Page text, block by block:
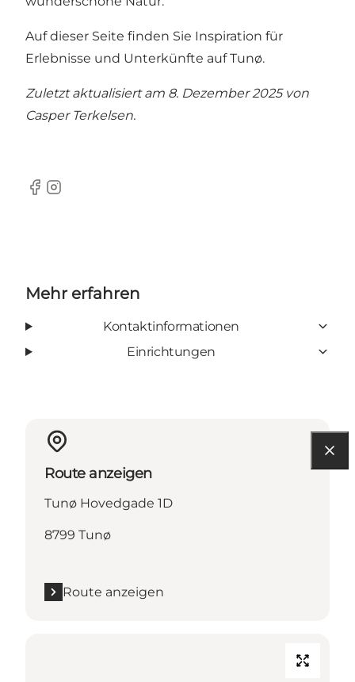
Auf dieser Seite finden Sie Inspiration für
Erlebnisse und Unterkünfte auf Tunø.
Zuletzt aktualisiert am 8. Dezember 2025 von
Casper Terkelsen.
Facebook
Instagram
Mehr erfahren
Kontaktinformationen
Einrichtungen
Route anzeigen
Tunø Hovedgade 1D
8799 Tunø
Route anzeigen